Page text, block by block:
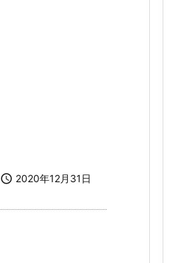
 2020年12月31日